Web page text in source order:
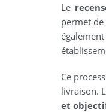
Le
permet de
Ce
livraison.
et